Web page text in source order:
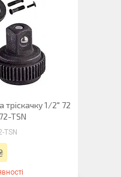
1/2" 72
TSN
TSN